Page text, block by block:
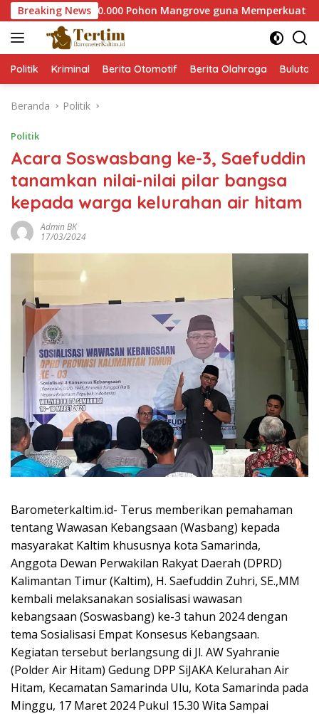
Langsung
ke
konten
Breaking News
60.000 Pohon Mangrove guna Memperkuat Restorasi
Politik Kriminal Berita Otomotif Berita Olahraga
Beranda Politik
Politik
Acara Soswasbang ke-3, Saefuddin
tanamkan nilai-nilai pilar bangsa
kepada warga kelurahan air hitam
Admin BK
17/03/2024
Barometerkaltim.id- Terus memberikan pemahaman
tentang Wawasan Kebangsaan (Wasbang) kepada
masyarakat Kaltim khususnya kota Samarinda,
Anggota Dewan Perwakilan Rakyat Daerah (DPRD)
Kalimantan Timur (Kaltim), H. Saefuddin Zuhri, SE.,MM
kembali melaksanakan sosialisasi wawasan
kebangsaan (Soswasbang) ke-3 tahun 2024 dengan
tema Sosialisasi Empat Konsesus Kebangsaan.
Kegiatan tersebut berlangsung di Jl. AW Syahranie
(Polder Air Hitam) Gedung DPP SiJAKA Kelurahan Air
Hitam, Kecamatan Samarinda Ulu, Kota Samarinda pada
Minggu, 17 Maret 2024 Pukul 15.30 Wita Sampai